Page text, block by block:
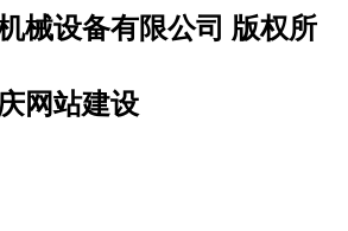
械设备有限公司 版权所
网站建设